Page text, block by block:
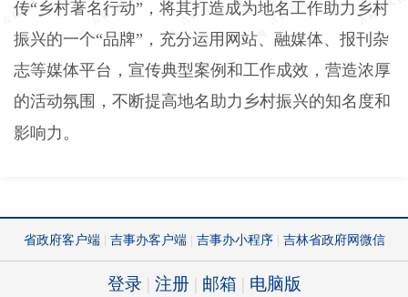
传“乡村著名行动”，将其打造成为地名工作助力乡村
振兴的一个“品牌”，充分运用网站、融媒体、报刊杂
志等媒体平台，宣传典型案例和工作成效，营造浓厚
的活动氛围，不断提高地名助力乡村振兴的知名度和
影响力。